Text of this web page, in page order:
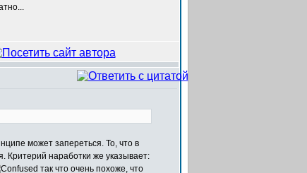
может запереться. То, что в
Критерий наработки же указывает:
так что очень похоже, что